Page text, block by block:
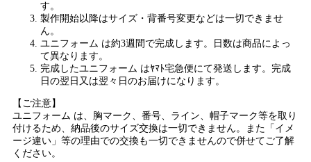
す。
製作開始以降はサイズ・背番号変更などは一切できませ
ん。
ユニフォーム は約3週間で完成します。日数は商品によっ
て異なります。
完成したユニフォーム はﾔﾏﾄ宅急便にて発送します。完成
日の翌日又は翌々日のお届けになります。
【ご注意】
ユニフォーム は、胸マーク、番号、ライン、帽子マーク等を取り
付けるため、納品後のサイズ交換は一切できません。また「イメ
ージ違い」等の理由での交換も一切できませんので併せてご了解
ください。